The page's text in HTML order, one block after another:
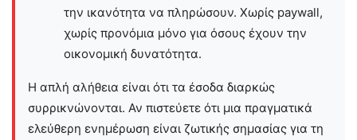
την ικανότητα να πληρώσουν. Χωρίς paywall,
χωρίς προνόμια μόνο για όσους έχουν την
οικονομική δυνατότητα.
Η απλή αλήθεια είναι ότι τα έσοδα διαρκώς
συρρικνώνονται. Αν πιστεύετε ότι μια πραγματικά
ελεύθερη ενημέρωση είναι ζωτικής σημασίας για τη